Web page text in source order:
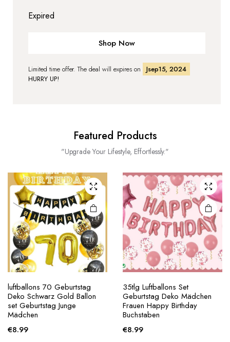
Expired
Shop Now
Limited time offer. The deal will expires on
Jsep15, 2024
HURRY UP!
Featured Products
"Upgrade Your Lifestyle, Effortlessly."
luftballons 70 Geburtstag
Deko Schwarz Gold Ballon
set Geburtstag Junge
Mädchen
€8.99
35tlg Luftballons Set
Geburtstag Deko Mädchen
Frauen Happy Birthday
Buchstaben
€8.99